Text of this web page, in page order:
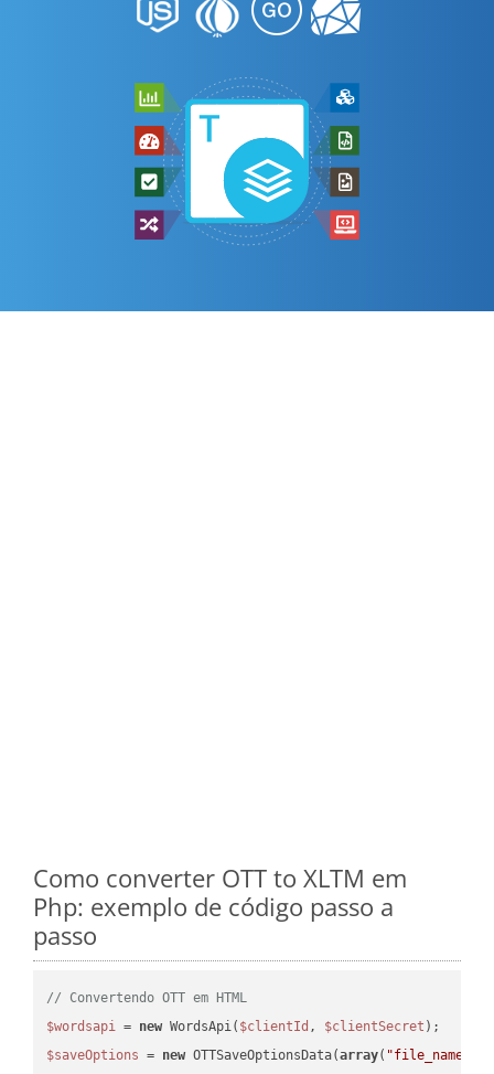
Como converter OTT to XLTM em
Php: exemplo de código passo a
passo
// Convertendo OTT em HTML
$wordsapi = new WordsApi( $clientId , $clientSecret
$saveOptions = new OTTSaveOptionsData(array( "file_name"